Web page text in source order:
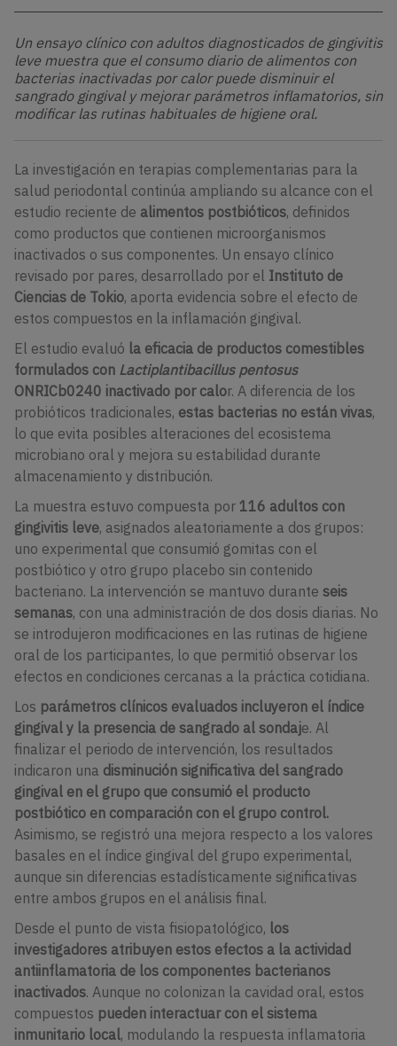
Un ensayo clínico con adultos diagnosticados de gingivitis
leve muestra que el consumo diario de alimentos con
bacterias inactivadas por calor puede disminuir el
sangrado gingival y mejorar parámetros inflamatorios, sin
modificar las rutinas habituales de higiene oral.
La investigación en terapias complementarias para la
salud periodontal continúa ampliando su alcance con el
estudio reciente de alimentos postbióticos, definidos
como productos que contienen microorganismos
inactivados o sus componentes. Un ensayo clínico
revisado por pares, desarrollado por el Instituto de
Ciencias de Tokio, aporta evidencia sobre el efecto de
estos compuestos en la inflamación gingival.
El estudio evaluó la eficacia de productos comestibles
formulados con Lactiplantibacillus pentosus
ONRICb0240 inactivado por calor. A diferencia de los
probióticos tradicionales, estas bacterias no están vivas,
lo que evita posibles alteraciones del ecosistema
microbiano oral y mejora su estabilidad durante
almacenamiento y distribución.
La muestra estuvo compuesta por 116 adultos con
gingivitis leve, asignados aleatoriamente a dos grupos:
uno experimental que consumió gomitas con el
postbiótico y otro grupo placebo sin contenido
bacteriano. La intervención se mantuvo durante seis
semanas, con una administración de dos dosis diarias. No
se introdujeron modificaciones en las rutinas de higiene
oral de los participantes, lo que permitió observar los
efectos en condiciones cercanas a la práctica cotidiana.
Los parámetros clínicos evaluados incluyeron el índice
gingival y la presencia de sangrado al sondaje. Al
finalizar el periodo de intervención, los resultados
indicaron una disminución significativa del sangrado
gingival en el grupo que consumió el producto
postbiótico en comparación con el grupo control.
Asimismo, se registró una mejora respecto a los valores
basales en el índice gingival del grupo experimental,
aunque sin diferencias estadísticamente significativas
entre ambos grupos en el análisis final.
Desde el punto de vista fisiopatológico, los
investigadores atribuyen estos efectos a la actividad
antiinflamatoria de los componentes bacterianos
inactivados. Aunque no colonizan la cavidad oral, estos
compuestos pueden interactuar con el sistema
inmunitario local, modulando la respuesta inflamatoria